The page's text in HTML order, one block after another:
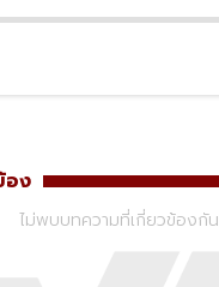
อง
ไม่พบบทความที่เกี่ยวข้องกัน